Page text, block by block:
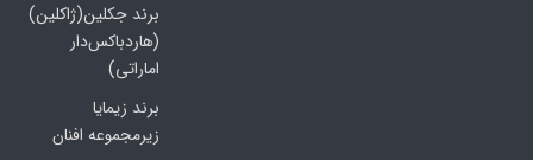
برند جکلین(ژاکلین)
(هاردباکس‌دار
اماراتی)
برند زیمایا
زیرمجموعه افنان